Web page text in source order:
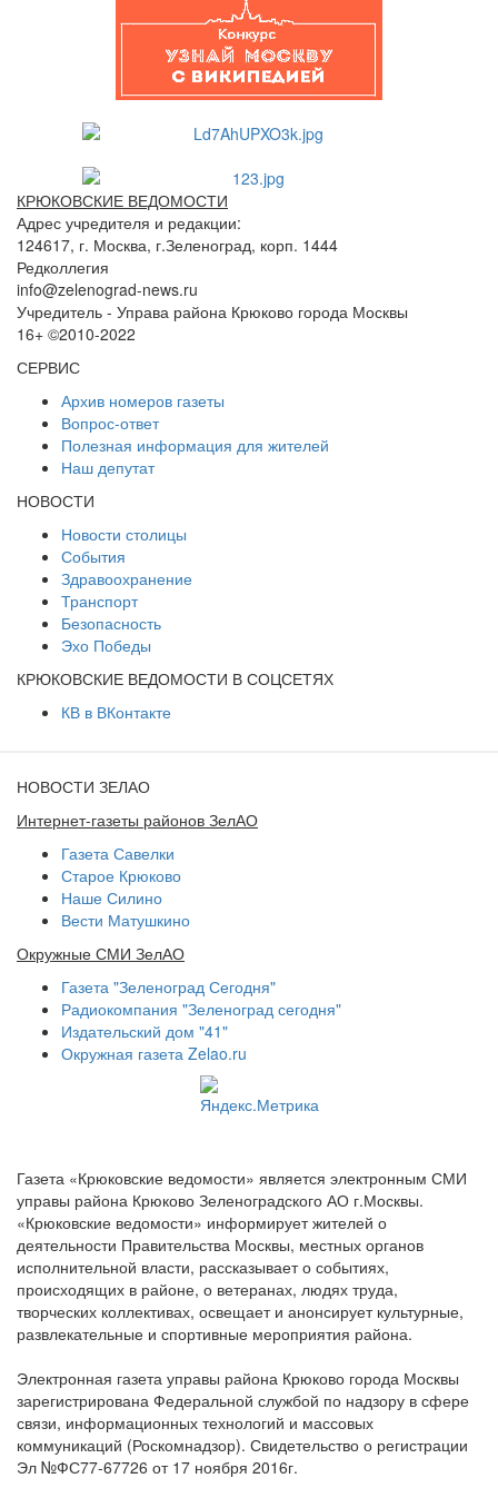
КРЮКОВСКИЕ ВЕДОМОСТИ
Адрес учредителя и редакции:
124617, г. Москва, г.Зеленоград, корп. 1444
Редколлегия
info@zelenograd-news.ru
Учредитель - Управа района Крюково города Москвы
16+ ©2010-2022
СЕРВИС
Архив номеров газеты
Вопрос-ответ
Полезная информация для жителей
Наш депутат
НОВОСТИ
Новости столицы
События
Здравоохранение
Транспорт
Безопасность
Эхо Победы
КРЮКОВСКИЕ ВЕДОМОСТИ В СОЦСЕТЯХ
КВ в ВКонтакте
НОВОСТИ ЗЕЛАО
Интернет-газеты районов ЗелАО
Газета Савелки
Старое Крюково
Наше Силино
Вести Матушкино
Окружные СМИ ЗелАО
Газета "Зеленоград Сегодня"
Радиокомпания "Зеленоград сегодня"
Издательский дом "41"
Окружная газета Zelao.ru
Газета «Крюковские ведомости» является электронным СМИ
управы района Крюково Зеленоградского АО г.Москвы.
«Крюковские ведомости» информирует жителей о
деятельности Правительства Москвы, местных органов
исполнительной власти, рассказывает о событиях,
происходящих в районе, о ветеранах, людях труда,
творческих коллективах, освещает и анонсирует культурные,
развлекательные и спортивные мероприятия района.
Электронная газета управы района Крюково города Москвы
зарегистрирована Федеральной службой по надзору в сфере
связи, информационных технологий и массовых
коммуникаций (Роскомнадзор). Свидетельство о регистрации
Эл №ФС77-67726 от 17 ноября 2016г.